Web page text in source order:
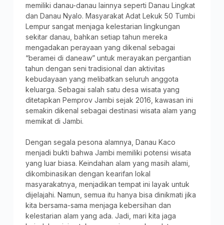
memiliki danau-danau lainnya seperti Danau Lingkat
dan Danau Nyalo. Masyarakat Adat Lekuk 50 Tumbi
Lempur sangat menjaga kelestarian lingkungan
sekitar danau, bahkan setiap tahun mereka
mengadakan perayaan yang dikenal sebagai
“beramei di daneaw” untuk merayakan pergantian
tahun dengan seni tradisional dan aktivitas
kebudayaan yang melibatkan seluruh anggota
keluarga. Sebagai salah satu desa wisata yang
ditetapkan Pemprov Jambi sejak 2016, kawasan ini
semakin dikenal sebagai destinasi wisata alam yang
memikat di Jambi.
Dengan segala pesona alamnya, Danau Kaco
menjadi bukti bahwa Jambi memiliki potensi wisata
yang luar biasa. Keindahan alam yang masih alami,
dikombinasikan dengan kearifan lokal
masyarakatnya, menjadikan tempat ini layak untuk
dijelajahi. Namun, semua itu hanya bisa dinikmati jika
kita bersama-sama menjaga kebersihan dan
kelestarian alam yang ada. Jadi, mari kita jaga